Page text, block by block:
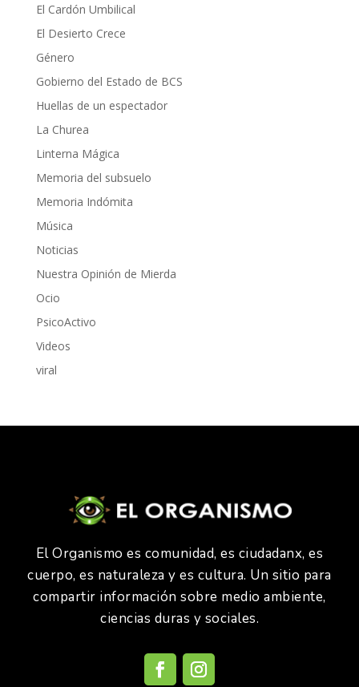
El Cardón Umbilical
El Desierto Crece
Género
Gobierno del Estado de BCS
Huellas de un espectador
La Churea
Linterna Mágica
Memoria del subsuelo
Memoria Indómita
Música
Noticias
Nuestra Opinión de Mierda
Ocio
PsicoActivo
Videos
viral
El Organismo es comunidad, es ciudadanx, es
cuerpo, es naturaleza y es cultura. Un sitio para
compartir información sobre medio ambiente,
ciencias duras y sociales.